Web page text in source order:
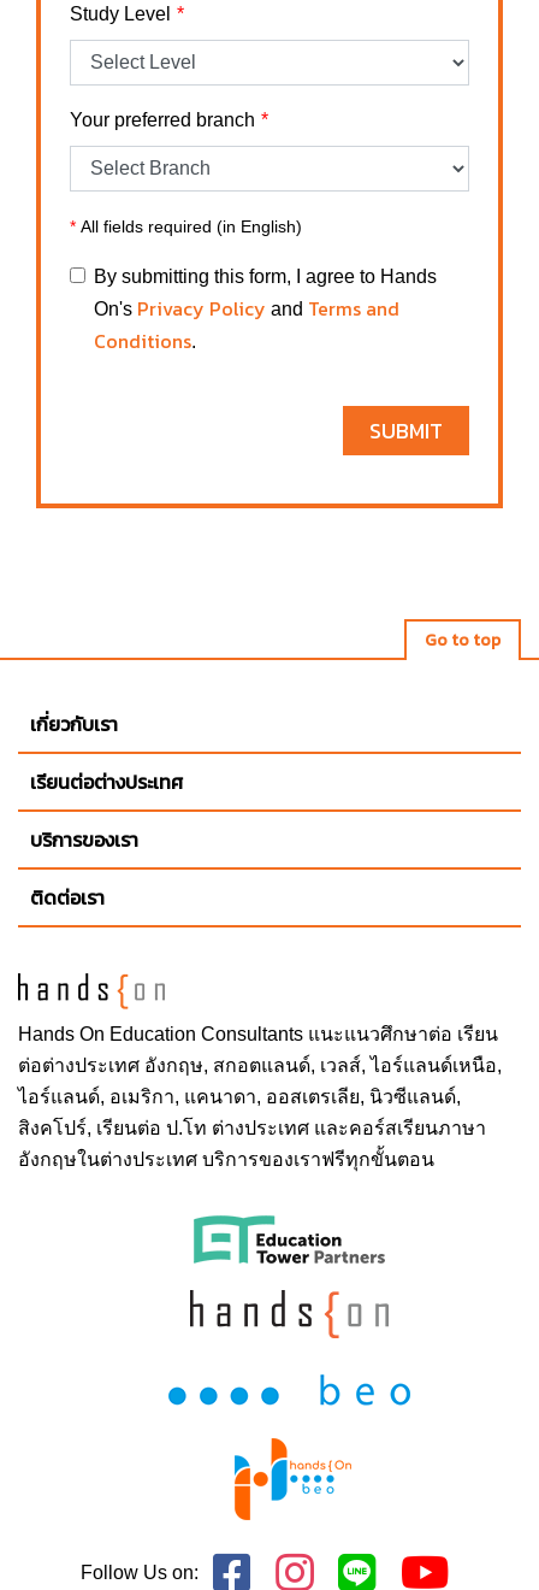
Study Level
Your preferred branch
* All fields required (in English)
By submitting this form, I agree to Hands
On's Privacy Policy and Terms and
Conditions.
SUBMIT
Go to top
Hands On Education Consultants แนะแนวศึกษาต่อ เรียน
ต่อต่างประเทศ อังกฤษ, สกอตแลนด์, เวลส์, ไอร์แลนด์เหนือ,
ไอร์แลนด์, อเมริกา, แคนาดา, ออสเตรเลีย, นิวซีแลนด์,
สิงคโปร์, เรียนต่อ ป.โท ต่างประเทศ และคอร์สเรียนภาษา
อังกฤษในต่างประเทศ บริการของเราฟรีทุกขั้นตอน
เกี่ยวกับเรา
เรียนต่อต่างประเทศ
บริการของเรา
ติดต่อเรา
Follow Us on: